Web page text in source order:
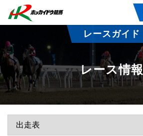
レースガイド
レース情報